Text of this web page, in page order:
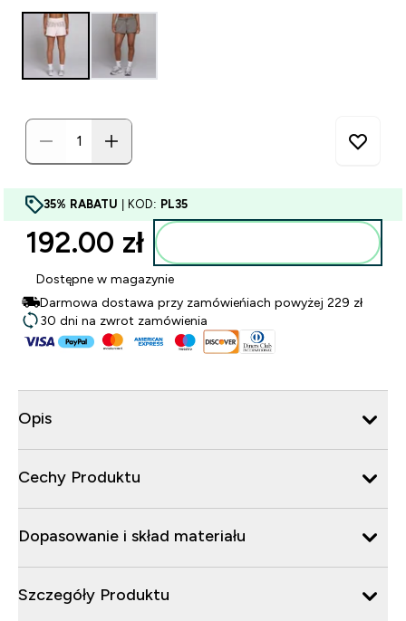
35% RABATU | KOD: PL35
192.00 zł‎
Dostępne w magazynie
Darmowa dostawa przy zamówieńiach powyżej 229 zł
30 dni na zwrot zamówienia
Opis
Cechy Produktu
Dopasowanie i skład materiału
Szczegóły Produktu